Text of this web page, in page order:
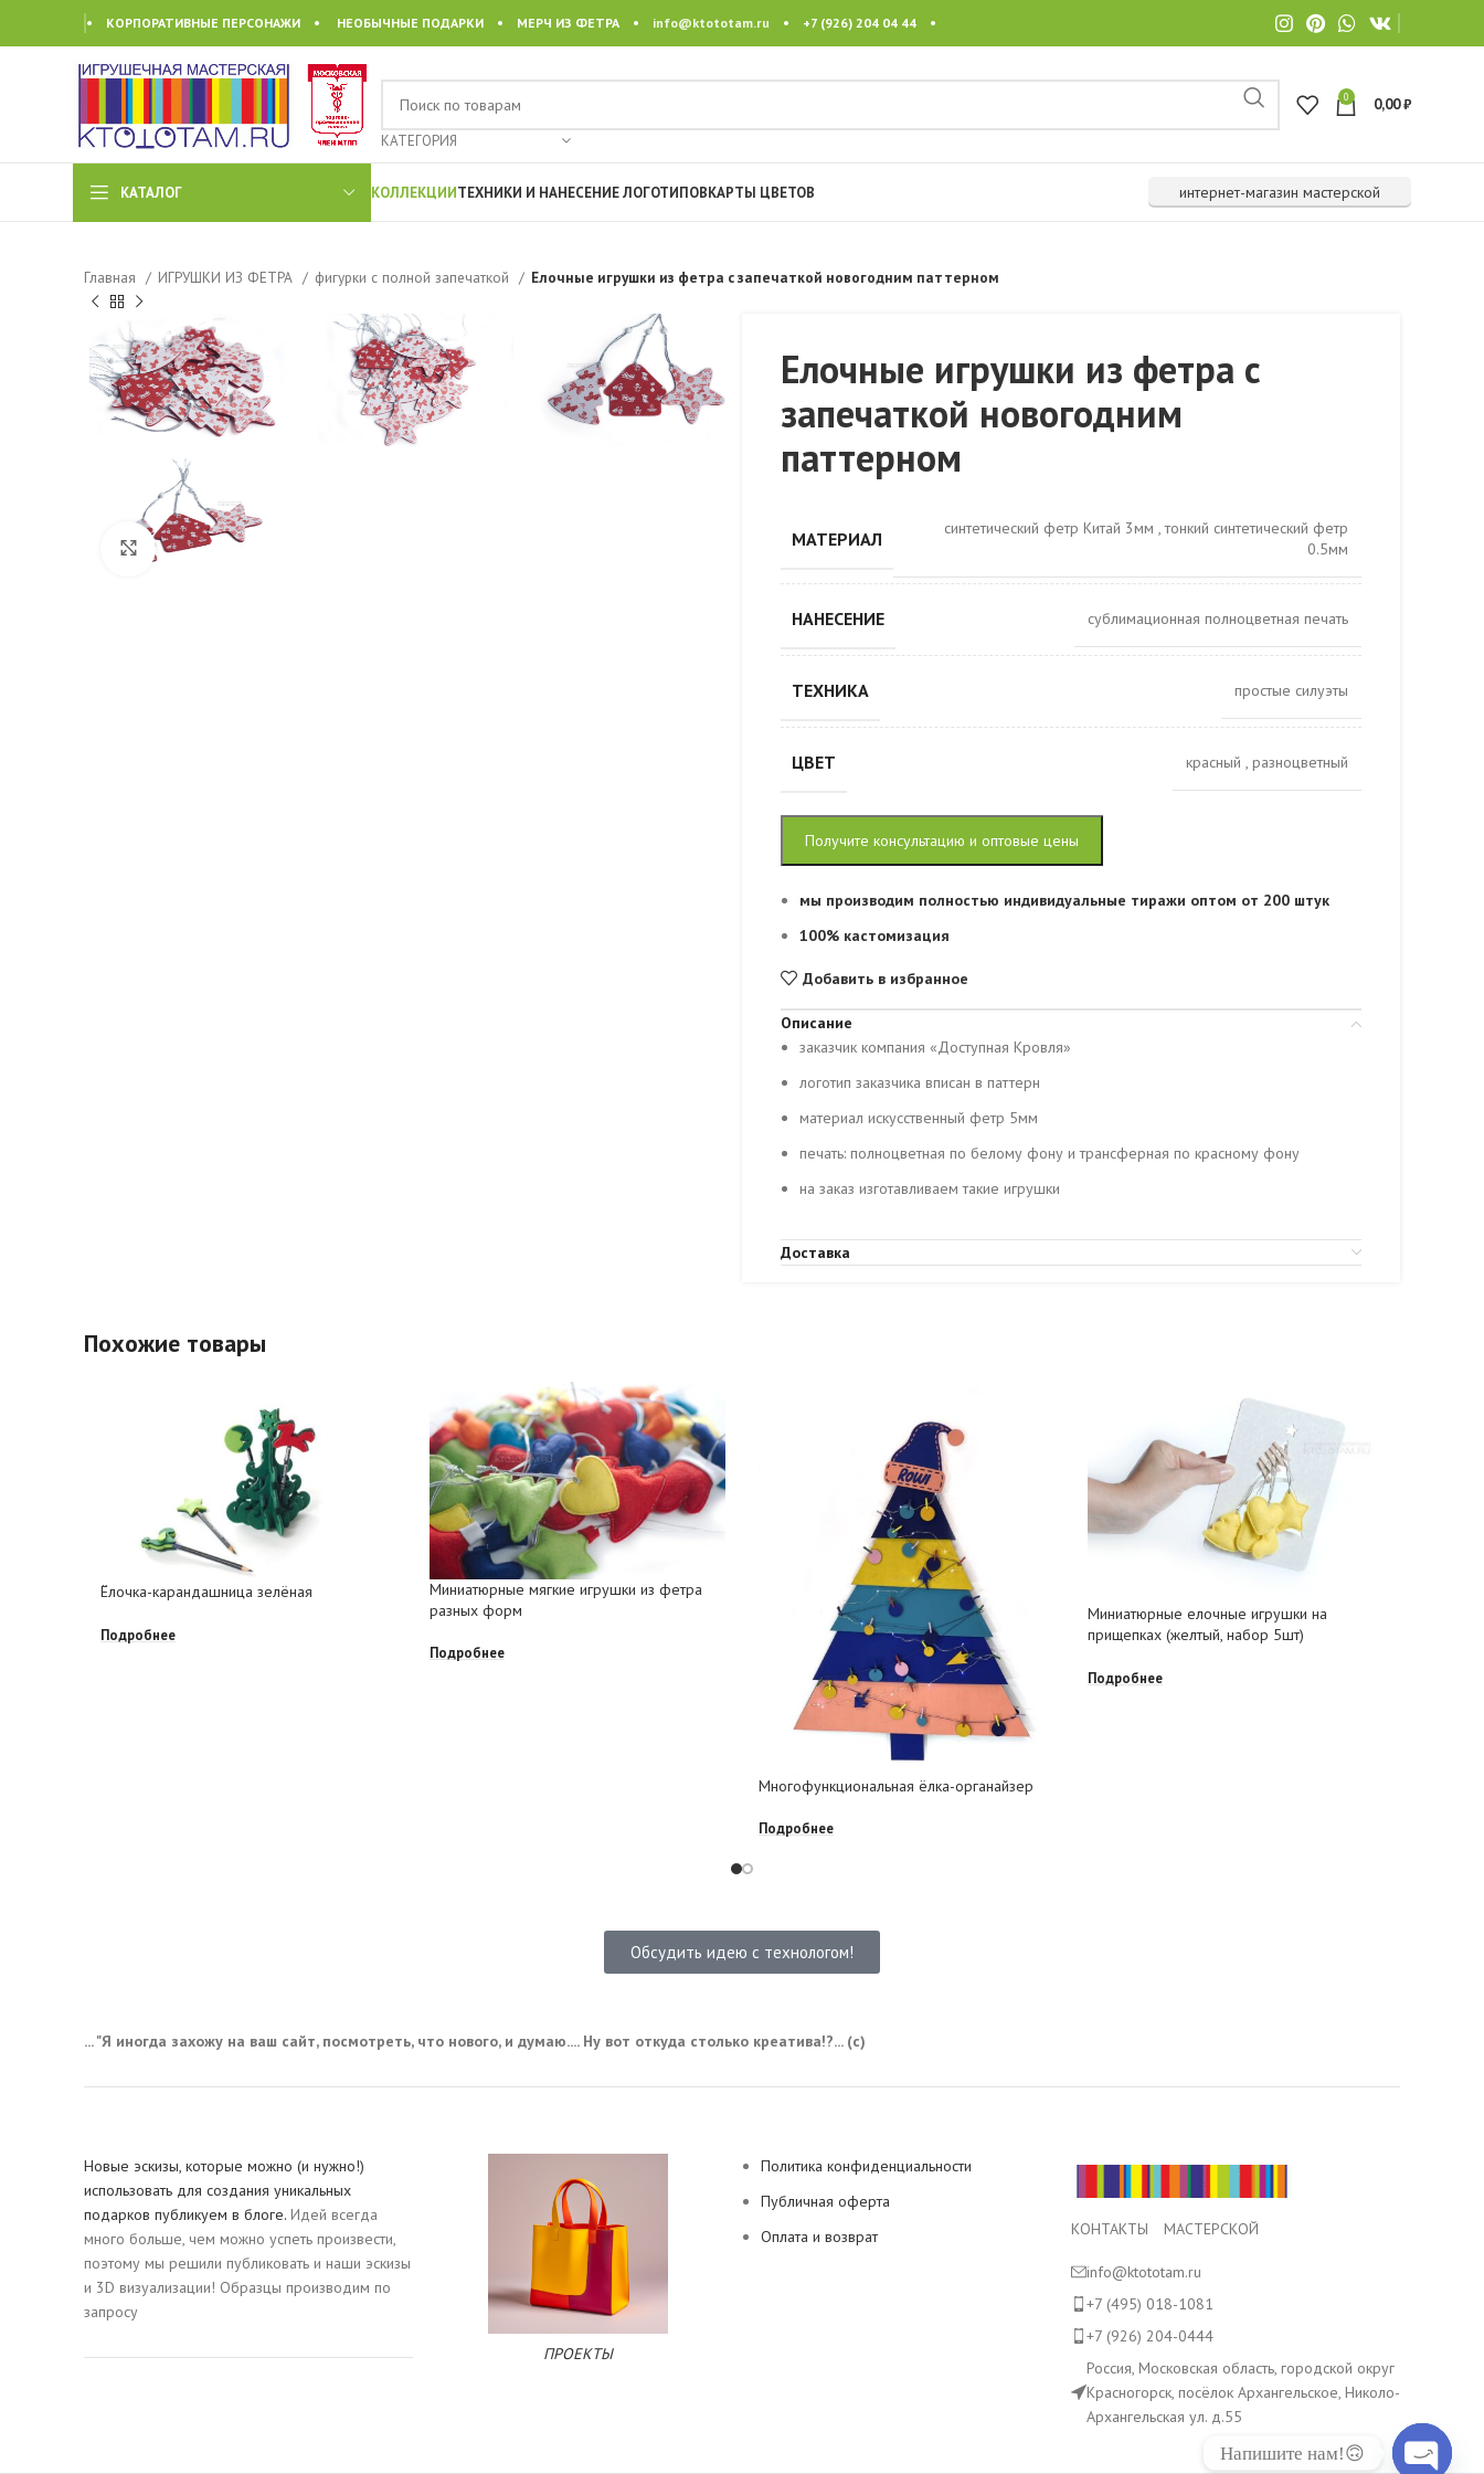
• КОРПОРАТИВНЫЕ ПЕРСОНАЖИ • НЕОБЫЧНЫЕ ПОДАРКИ • МЕРЧ ИЗ ФЕТРА • info@ktototam.ru • +7 (926) 204 04 44 •
КАТЕГОРИЯ
0 0,00₽
КАТАЛОГ КОЛЛЕКЦИИТЕХНИКИ И НАНЕСЕНИЕ ЛОГОТИПОВКАРТЫ ЦВЕТОВ интернет-магазин мастерской
Главная ИГРУШКИ ИЗ ФЕТРА фигурки с полной запечаткой Елочные игрушки из фетра с запечаткой новогодним паттерном
Click to enlarge
Елочные игрушки из фетра с
запечаткой новогодним
паттерном
МАТЕРИАЛ синтетический фетр Китай 3мм ,тонкий синтетический фетр
0.5мм
НАНЕСЕНИЕ сублимационная полноцветная печать
ТЕХНИКА простые силуэты
ЦВЕТ красный , разноцветный
Получите консультацию и оптовые цены
мы производим полностью индивидуальные тиражи оптом от 200 штук
100% кастомизация
Добавить в избранное
Описание
заказчик компания «Доступная Кровля»
логотип заказчика вписан в паттерн
материал искусственный фетр 5мм
печать: полноцветная по белому фону и трансферная по красному фону
на заказ изготавливаем такие игрушки
Доставка
Похожие товары
Ёлочка-карандашница зелёная
Подробнее
Миниатюрные мягкие игрушки из фетра
разных форм
Подробнее
Многофункциональная ёлка-органайзер
Подробнее
Миниатюрные елочные игрушки на
прищепках (желтый, набор 5шт)
Подробнее
Обсудить идею с технологом!
... "Я иногда захожу на ваш сайт, посмотреть, что нового, и думаю.... Ну вот откуда столько креатива!?... (с)
Новые эскизы, которые можно (и нужно!)
использовать для создания уникальных
подарков публикуем в блоге. Идей всегда
много больше, чем можно успеть произвести,
поэтому мы решили публиковать и наши эскизы
и 3D визуализации! Образцы производим по
запросу
ПРОЕКТЫ
Политика конфиденциальности
Публичная оферта
Оплата и возврат
КОНТАКТЫ МАСТЕРСКОЙ
info@ktototam.ru
+7 (495) 018-1081
+7 (926) 204-0444
Россия, Московская область, городской округ
Красногорск, посёлок Архангельское, Николо-
Архангельская ул. д.55
Напишите нам!🙃